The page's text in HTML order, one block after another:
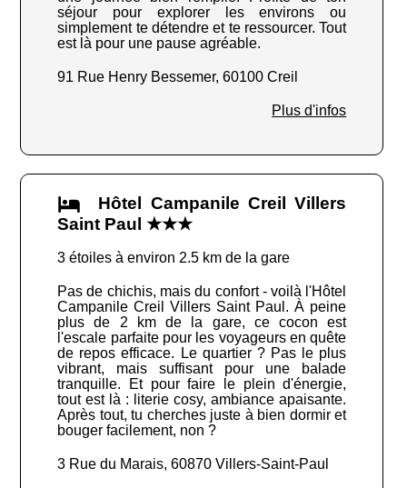
séjour pour explorer les environs ou
simplement te détendre et te ressourcer. Tout
est là pour une pause agréable.
91 Rue Henry Bessemer, 60100 Creil
Plus d'infos
Hôtel Campanile Creil Villers
Saint Paul ★★★
3 étoiles à environ 2.5 km de la gare
Pas de chichis, mais du confort - voilà l'Hôtel
Campanile Creil Villers Saint Paul. À peine
plus de 2 km de la gare, ce cocon est
l'escale parfaite pour les voyageurs en quête
de repos efficace. Le quartier ? Pas le plus
vibrant, mais suffisant pour une balade
tranquille. Et pour faire le plein d'énergie,
tout est là : literie cosy, ambiance apaisante.
Après tout, tu cherches juste à bien dormir et
bouger facilement, non ?
3 Rue du Marais, 60870 Villers-Saint-Paul